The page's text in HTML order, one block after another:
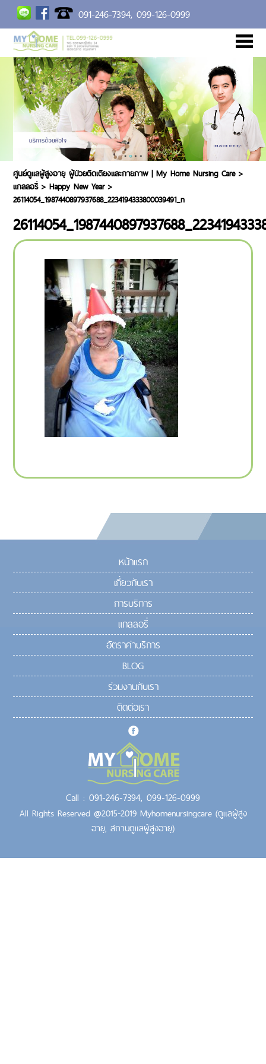
091-246-7394, 099-126-0999
หน้าแรก
การบริการ
อัตราค่าบริการ
BLOG
ศูนย์ดูแลผู้สูงอายุ ผู้ป่วยติดเตียงและกายภาพ | My Home Nursing Care>
แกลลอรี่>Happy New Year>
26114054_1987440897937688_2234194333800039491_n
หน้าแรก
เกี่ยวกับเรา
การบริการ
แกลลอรี่
อัตราค่าบริการ
BLOG
ร่วมงานกับเรา
ติดต่อเรา
Call : 091-246-7394, 099-126-0999
All Rights Reserved @2015-2019 Myhomenursingcare (ดูแลผู้สูง
อายุ, สถานดูแลผู้สูงอายุ)